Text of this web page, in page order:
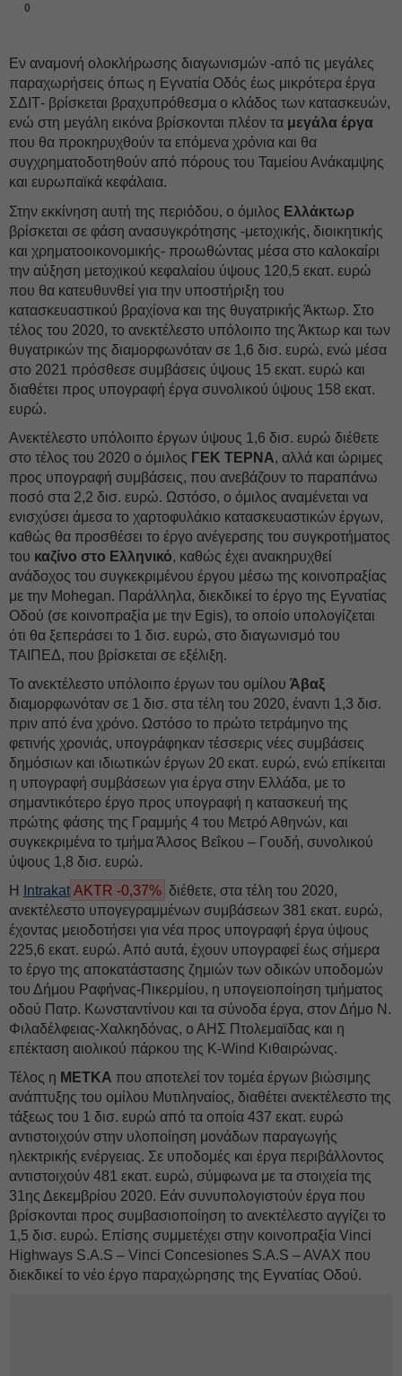
0
Εν αναμονή ολοκλήρωσης διαγωνισμών -από τις μεγάλες
παραχωρήσεις όπως η Εγνατία Οδός έως μικρότερα έργα
ΣΔΙΤ- βρίσκεται βραχυπρόθεσμα ο κλάδος των κατασκευών,
ενώ στη μεγάλη εικόνα βρίσκονται πλέον τα μεγάλα έργα
που θα προκηρυχθούν τα επόμενα χρόνια και θα
συγχρηματοδοτηθούν από πόρους του Ταμείου Ανάκαμψης
και ευρωπαϊκά κεφάλαια.
Στην εκκίνηση αυτή της περιόδου, ο όμιλος Ελλάκτωρ
βρίσκεται σε φάση ανασυγκρότησης -μετοχικής, διοικητικής
και χρηματοοικονομικής- προωθώντας μέσα στο καλοκαίρι
την αύξηση μετοχικού κεφαλαίου ύψους 120,5 εκατ. ευρώ
που θα κατευθυνθεί για την υποστήριξη του
κατασκευαστικού βραχίονα και της θυγατρικής Άκτωρ. Στο
τέλος του 2020, το ανεκτέλεστο υπόλοιπο της Άκτωρ και των
θυγατρικών της διαμορφωνόταν σε 1,6 δισ. ευρώ, ενώ μέσα
στο 2021 πρόσθεσε συμβάσεις ύψους 15 εκατ. ευρώ και
διαθέτει προς υπογραφή έργα συνολικού ύψους 158 εκατ.
ευρώ.
Ανεκτέλεστο υπόλοιπο έργων ύψους 1,6 δισ. ευρώ διέθετε
στο τέλος του 2020 ο όμιλος ΓΕΚ ΤΕΡΝΑ, αλλά και ώριμες
προς υπογραφή συμβάσεις, που ανεβάζουν το παραπάνω
ποσό στα 2,2 δισ. ευρώ. Ωστόσο, ο όμιλος αναμένεται να
ενισχύσει άμεσα το χαρτοφυλάκιο κατασκευαστικών έργων,
καθώς θα προσθέσει το έργο ανέγερσης του συγκροτήματος
του καζίνο στο Ελληνικό, καθώς έχει ανακηρυχθεί
ανάδοχος του συγκεκριμένου έργου μέσω της κοινοπραξίας
με την Mohegan. Παράλληλα, διεκδικεί το έργο της Εγνατίας
Οδού (σε κοινοπραξία με την Egis), το οποίο υπολογίζεται
ότι θα ξεπεράσει το 1 δισ. ευρώ, στο διαγωνισμό του
ΤΑΙΠΕΔ, που βρίσκεται σε εξέλιξη.
Το ανεκτέλεστο υπόλοιπο έργων του ομίλου Άβαξ
διαμορφωνόταν σε 1 δισ. στα τέλη του 2020, έναντι 1,3 δισ.
πριν από ένα χρόνο. Ωστόσο το πρώτο τετράμηνο της
φετινής χρονιάς, υπογράφηκαν τέσσερις νέες συμβάσεις
δημόσιων και ιδιωτικών έργων 20 εκατ. ευρώ, ενώ επίκειται
η υπογραφή συμβάσεων για έργα στην Ελλάδα, με το
σημαντικότερο έργο προς υπογραφή η κατασκευή της
πρώτης φάσης της Γραμμής 4 του Μετρό Αθηνών, και
συγκεκριμένα το τμήμα Άλσος Βεΐκου – Γουδή, συνολικού
ύψους 1,8 δισ. ευρώ.
Η
Intrakat AKTR -0,37% διέθετε, στα τέλη του 2020,
ανεκτέλεστο υπογεγραμμένων συμβάσεων 381 εκατ. ευρώ,
έχοντας μειοδοτήσει για νέα προς υπογραφή έργα ύψους
225,6 εκατ. ευρώ. Από αυτά, έχουν υπογραφεί έως σήμερα
το έργο της αποκατάστασης ζημιών των οδικών υποδομών
του Δήμου Ραφήνας-Πικερμίου, η υπογειοποίηση τμήματος
οδού Πατρ. Κωνσταντίνου και τα σύνοδα έργα, στον Δήμο Ν.
Φιλαδέλφειας-Χαλκηδόνας, ο ΑΗΣ Πτολεμαϊδας και η
επέκταση αιολικού πάρκου της K-Wind Κιθαιρώνας.
Τέλος η ΜΕΤΚΑ που αποτελεί τον τομέα έργων βιώσιμης
ανάπτυξης του ομίλου Μυτιληναίος, διαθέτει ανεκτέλεστο της
τάξεως του 1 δισ. ευρώ από τα οποία 437 εκατ. ευρώ
αντιστοιχούν στην υλοποίηση μονάδων παραγωγής
ηλεκτρικής ενέργειας. Σε υποδομές και έργα περιβάλλοντος
αντιστοιχούν 481 εκατ. ευρώ, σύμφωνα με τα στοιχεία της
31ης Δεκεμβρίου 2020. Εάν συνυπολογιστούν έργα που
βρίσκονται προς συμβασιοποίηση το ανεκτέλεστο αγγίζει το
1,5 δισ. ευρώ. Επίσης συμμετέχει στην κοινοπραξία Vinci
Highways S.A.S – Vinci Concesiones S.A.S – AVAX που
διεκδικεί το νέο έργο παραχώρησης της Εγνατίας Οδού.